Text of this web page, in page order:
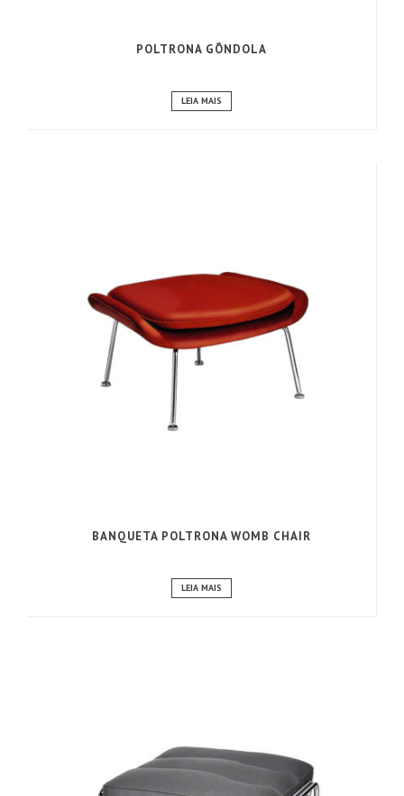
POLTRONA GÔNDOLA
LEIA MAIS
BANQUETA POLTRONA WOMB CHAIR
LEIA MAIS